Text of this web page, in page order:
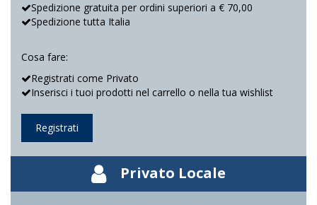
Spedizione gratuita per ordini superiori a € 70,00
Spedizione tutta Italia
Cosa fare:
Registrati come Privato
Inserisci i tuoi prodotti nel carrello o nella tua wishlist
Registrati
Privato Locale